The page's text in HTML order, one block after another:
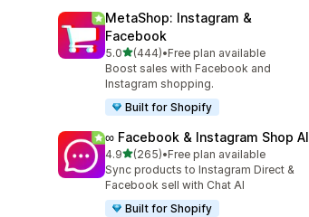
MetaShop: Instagram &
Facebook
5.0เต็ม 5 ดาว
(444)
ทั้งหมด 444 รีวิว
•Free plan available
Boost sales with Facebook and
Instagram shopping.
Built for Shopify
∞ Facebook & Instagram Shop AI
4.9เต็ม 5 ดาว
(265)
ทั้งหมด 265 รีวิว
•Free plan available
Sync products to Instagram Direct &
Facebook sell with Chat AI
Built for Shopify